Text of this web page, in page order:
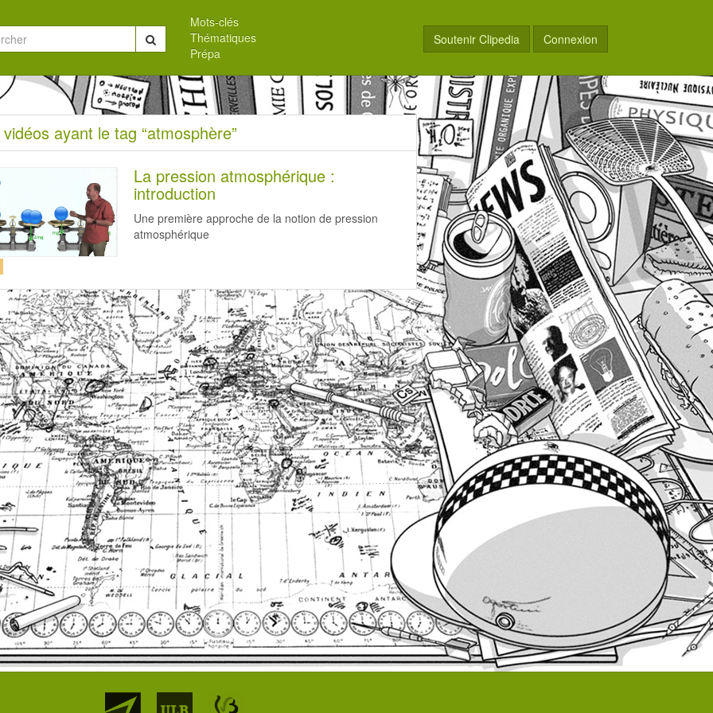
Chercher
Mots-clés
Thématiques
Prépa
Soutenir Clipedia Connexion
vidéos ayant le tag “atmosphère”
La pression atmosphérique :
introduction
Une première approche de la notion de pression
atmosphérique
Partenaires